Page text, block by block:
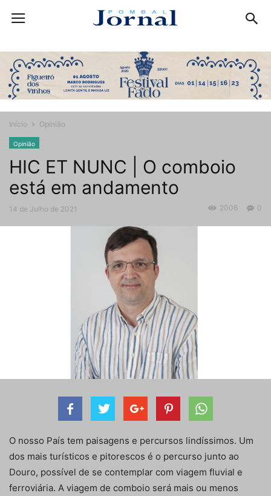
Início Opinião
Opinião
HIC ET NUNC | O comboio
está em andamento
14 de Julho de 2021 0
2006
O nosso País tem paisagens e percursos lindíssimos. Um
dos mais turísticos e pitorescos é o percurso junto ao
Douro, possível de se contemplar com viagem fluvial e
ferroviária. A viagem de comboio será mais ou menos